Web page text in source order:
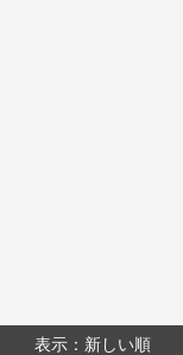
表示：新しい順